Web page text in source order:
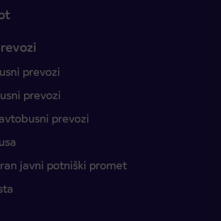
prevozi
prevozi
prevozi
javni potniški promet